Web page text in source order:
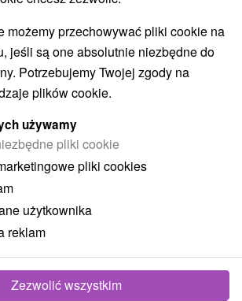
prostredí obce Kyjov ponúka príjemné
miestnosť s TV, posedením a...
możemy przechowywać pliki cookie na
jeśli są one absolutnie niezbędne do
Potrzebujemy Twojej zgody na
plików cookie.
używamy
pliki cookie
pliki cookies
użytkownika
reklam
Zezwolić wszystkim